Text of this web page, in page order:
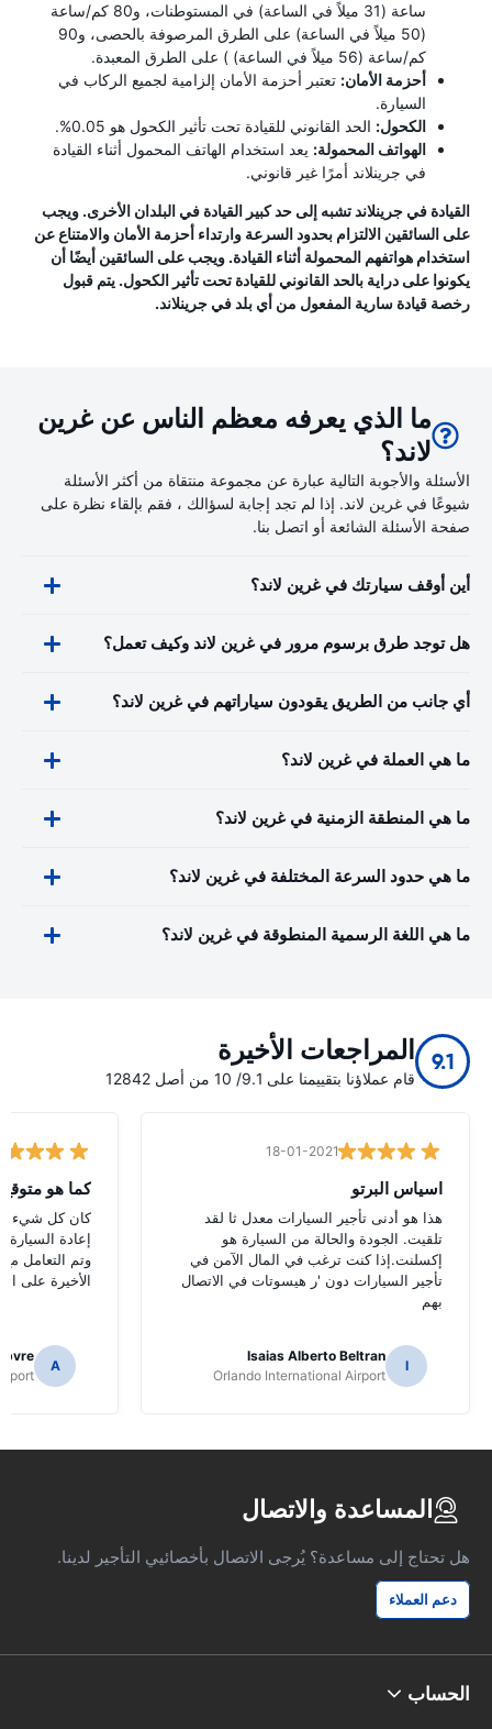
ساعة (31 ميلاً في الساعة) في المستوطنات، و80 كم/ساعة
(50 ميلاً في الساعة) على الطرق المرصوفة بالحصى، و90
كم/ساعة (56 ميلاً في الساعة) ) على الطرق المعبدة.
أحزمة الأمان: تعتبر أحزمة الأمان إلزامية لجميع الركاب في
السيارة.
الكحول: الحد القانوني للقيادة تحت تأثير الكحول هو 0.05%.
الهواتف المحمولة: يعد استخدام الهاتف المحمول أثناء القيادة
في جرينلاند أمرًا غير قانوني.
القيادة في جرينلاند تشبه إلى حد كبير القيادة في البلدان الأخرى. ويجب
على السائقين الالتزام بحدود السرعة وارتداء أحزمة الأمان والامتناع عن
استخدام هواتفهم المحمولة أثناء القيادة. ويجب على السائقين أيضًا أن
يكونوا على دراية بالحد القانوني للقيادة تحت تأثير الكحول. يتم قبول
رخصة قيادة سارية المفعول من أي بلد في جرينلاند.
ما الذي يعرفه معظم الناس عن غرين
لاند؟
الأسئلة والأجوبة التالية عبارة عن مجموعة منتقاة من أكثر الأسئلة
شيوعًا في غرين لاند. إذا لم تجد إجابة لسؤالك ، فقم بإلقاء نظرة على
صفحة الأسئلة الشائعة أو اتصل بنا.
أين أوقف سيارتك في غرين لاند؟
هل توجد طرق برسوم مرور في غرين لاند وكيف تعمل؟
أي جانب من الطريق يقودون سياراتهم في غرين لاند؟
ما هي العملة في غرين لاند؟
ما هي المنطقة الزمنية في غرين لاند؟
ما هي حدود السرعة المختلفة في غرين لاند؟
ما هي اللغة الرسمية المنطوقة في غرين لاند؟
9.1 المراجعات الأخيرة
قام عملاؤنا بتقييمنا على 9.1/ 10 من أصل 12842
18-01-2021
اسياس البرتو
هذا هو أدنى تأجير السيارات معدل ثا لقد
تلقيت. الجودة والحالة من السيارة هو
إكسلنت.إذا كنت ترغب في المال الآمن في
تأجير السيارات دون 'ر هيسوتات في الاتصال
بهم
I
Isaias Alberto Beltran
Orlando International Airport
كما هو متوقع
كان كل شيء
إعادة السيارة
وتم التعامل
الأخيرة على
A
المساعدة والاتصال
هل تحتاج إلى مساعدة؟ يُرجى الاتصال بأخصائيي التأجير لدينا.
دعم العملاء
الحساب